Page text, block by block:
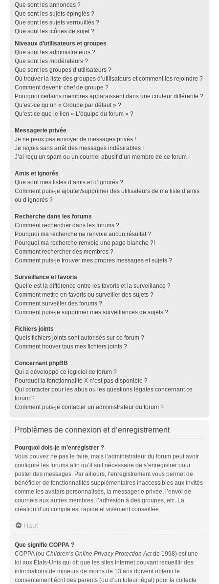
Que sont les annonces ?
Que sont les sujets épinglés ?
Que sont les sujets verrouillés ?
Que sont les icônes de sujet ?
Niveaux d’utilisateurs et groupes
Que sont les administrateurs ?
Que sont les modérateurs ?
Que sont les groupes d’utilisateurs ?
Où trouver la liste des groupes d’utilisateurs et comment les rejoindre ?
Comment devenir chef de groupe ?
Pourquoi certains membres apparaissent dans une couleur différente ?
Qu’est-ce qu’un « Groupe par défaut » ?
Qu’est-ce que le lien « L’équipe du forum » ?
Messagerie privée
Je ne peux pas envoyer de messages privés !
Je reçois sans arrêt des messages indésirables !
J’ai reçu un spam ou un courriel abusif d’un membre de ce forum !
Amis et ignorés
Que sont mes listes d’amis et d’ignorés ?
Comment puis-je ajouter/supprimer des utilisateurs de ma liste d’amis
ou d’ignorés ?
Recherche dans les forums
Comment rechercher dans les forums ?
Pourquoi ma recherche ne renvoie aucun résultat ?
Pourquoi ma recherche renvoie une page blanche ?!
Comment rechercher des membres ?
Comment puis-je trouver mes propres messages et sujets ?
Surveillance et favoris
Quelle est la différence entre les favoris et la surveillance ?
Comment mettre en favoris ou surveiller des sujets ?
Comment surveiller des forums ?
Comment puis-je supprimer mes surveillances de sujets ?
Fichiers joints
Quels fichiers joints sont autorisés sur ce forum ?
Comment trouver tous mes fichiers joints ?
Concernant phpBB
Qui a développé ce logiciel de forum ?
Pourquoi la fonctionnalité X n’est pas disponible ?
Qui contacter pour les abus ou les questions légales concernant ce
forum ?
Comment puis-je contacter un administrateur du forum ?
Problèmes de connexion et d’enregistrement
Pourquoi dois-je m’enregistrer ?
Vous pouvez ne pas le faire, mais l’administrateur du forum peut avoir
configuré les forums afin qu’il soit nécessaire de s’enregistrer pour
poster des messages. Par ailleurs, l’enregistrement vous permet de
bénéficier de fonctionnalités supplémentaires inaccessibles aux invités
comme les avatars personnalisés, la messagerie privée, l’envoi de
courriels aux autres membres, l’adhésion à des groupes, etc. La
création d’un compte est rapide et vivement conseillée.
Haut
Que signifie COPPA ?
COPPA (ou Children’s Online Privacy Protection Actde 1998) est une
loi aux États-Unis qui dit que les sites Internet pouvant recueillir des
informations de mineurs de moins de 13 ans doivent obtenir le
consentement écrit des parents (ou d’un tuteur légal) pour la collecte